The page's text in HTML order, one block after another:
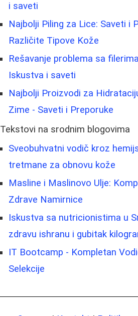
i saveti
Najbolji Piling za Lice: Saveti i
Različite Tipove Kože
Rešavanje problema sa
Iskustva i saveti
Najbolji Proizvodi za
Zime - Saveti i Preporuke
Tekstovi na srodnim blogovima
Sveobuhvatni vodič kroz
tretmane za obnovu kože
Masline i Maslinovo Ulje:
Zdrave Namirnice
Iskustva sa nutricionistima u
zdravu ishranu i gubitak
IT Bootcamp - Kompletan
Selekcije